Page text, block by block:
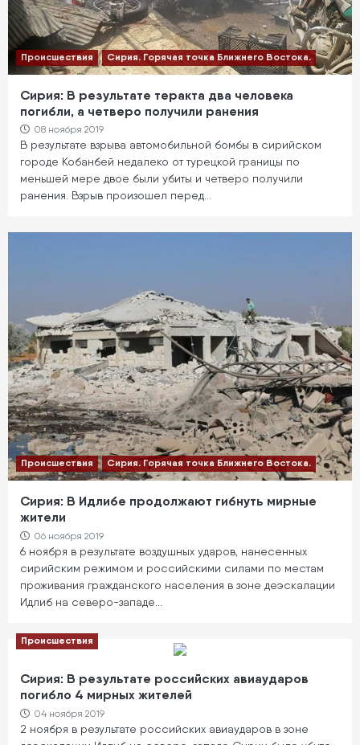
Происшествия Сирия. Горячая точка Ближнего Востока.
Сирия: В результате теракта два человека
погибли, а четверо получили ранения
08 ноября 2019
В результате взрыва автомобильной бомбы в сирийском
городе Кобанбей недалеко от турецкой границы по
меньшей мере двое были убиты и четверо получили
ранения. Взрыв произошел перед…
Происшествия Сирия. Горячая точка Ближнего Востока.
Сирия: В Идлибе продолжают гибнуть мирные
жители
06 ноября 2019
6 ноября в результате воздушных ударов, нанесенных
сирийским режимом и российскими силами по местам
проживания гражданского населения в зоне деэскалации
Идлиб на северо-западе…
Происшествия
Сирия: В результате российских авиаударов
погибло 4 мирных жителей
04 ноября 2019
2 ноября в результате российских авиаударов в зоне